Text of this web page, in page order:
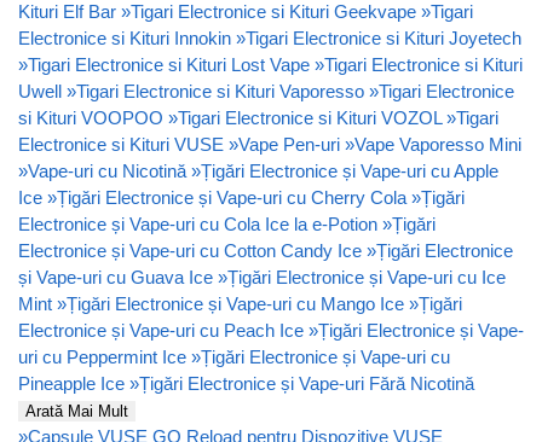
Kituri Elf Bar »Tigari Electronice si Kituri Geekvape »Tigari
Electronice si Kituri Innokin »Tigari Electronice si Kituri Joyetech
»Tigari Electronice si Kituri Lost Vape »Tigari Electronice si Kituri
Uwell »Tigari Electronice si Kituri Vaporesso »Tigari Electronice
si Kituri VOOPOO »Tigari Electronice si Kituri VOZOL »Tigari
Electronice si Kituri VUSE »Vape Pen-uri »Vape Vaporesso Mini
»Vape-uri cu Nicotină »Țigări Electronice și Vape-uri cu Apple
Ice »Țigări Electronice și Vape-uri cu Cherry Cola »Țigări
Electronice și Vape-uri cu Cola Ice la e-Potion »Țigări
Electronice și Vape-uri cu Cotton Candy Ice »Țigări Electronice
și Vape-uri cu Guava Ice »Țigări Electronice și Vape-uri cu Ice
Mint »Țigări Electronice și Vape-uri cu Mango Ice »Țigări
Electronice și Vape-uri cu Peach Ice »Țigări Electronice și Vape-
uri cu Peppermint Ice »Țigări Electronice și Vape-uri cu
Pineapple Ice »Țigări Electronice și Vape-uri Fără Nicotină
Arată Mai Mult
»Capsule VUSE GO Reload pentru Dispozitive VUSE